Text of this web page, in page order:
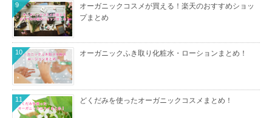
オーガニックコスメが買える！楽天のおすすめショッ
プまとめ
9
オーガニックふき取り化粧水・ローションまとめ！
10
どくだみを使ったオーガニックコスメまとめ！
11